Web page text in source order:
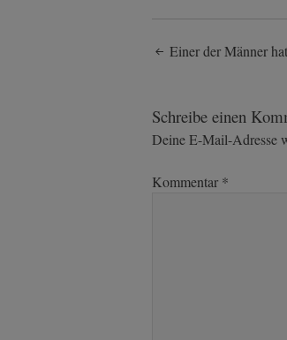
Post
navigation
Einer der Männer
Schreibe einen
Deine E-Mail-Adresse
Kommentar *